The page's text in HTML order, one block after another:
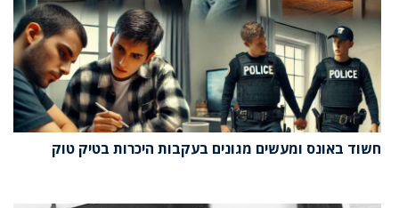
חשוד באונס ומעשים מגונים בעקבות היכרות בטיק טוק